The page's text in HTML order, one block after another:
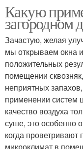
Какую
загородном
Зачастую, желая
мы открываем окна
положительных
помещении
неприятных
применении систем
качество воздуха
суше, это особенно
когда